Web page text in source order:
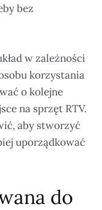
bez
w zależności
korzystania
o kolejne
na sprzęt RTV.
aby stworzyć
uporządkować
do